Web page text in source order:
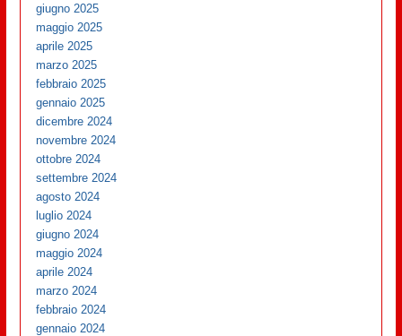
giugno 2025
maggio 2025
aprile 2025
marzo 2025
febbraio 2025
gennaio 2025
dicembre 2024
novembre 2024
ottobre 2024
settembre 2024
agosto 2024
luglio 2024
giugno 2024
maggio 2024
aprile 2024
marzo 2024
febbraio 2024
gennaio 2024